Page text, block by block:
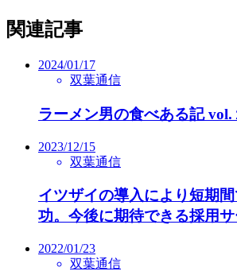
関連記事
2024/01/17
双葉通信
ラーメン男の食べある記 vol.
2023/12/15
双葉通信
イツザイの導入により短期
功。今後に期待できる採用
2022/01/23
双葉通信